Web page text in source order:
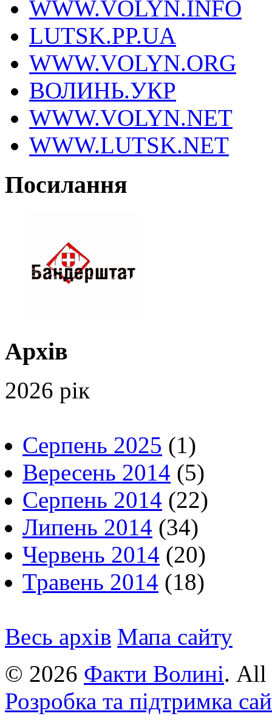
WWW.VOLYN.INFO
LUTSK.PP.UA
WWW.VOLYN.ORG
ВОЛИНЬ.УКР
WWW.VOLYN.NET
WWW.LUTSK.NET
Посилання
Архів
2026 рік
Серпень 2025 (1)
Вересень 2014 (5)
Серпень 2014 (22)
Липень 2014 (34)
Червень 2014 (20)
Травень 2014 (18)
Весь архів Мапа сайту
© 2026 Факти Волині. All
Розробка та підтримка